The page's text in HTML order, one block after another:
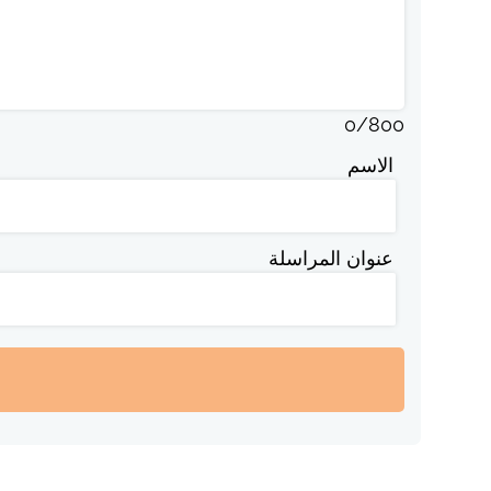
0/800
الاسم
عنوان المراسلة